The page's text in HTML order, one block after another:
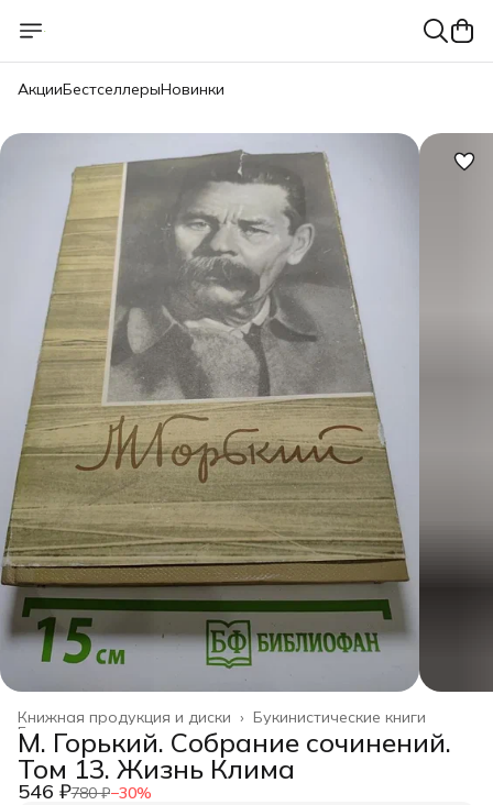
АкцииБестселлерыНовинки
Букинистические книги
Книжная продукция и диски ›
Главная
М. Горький. Собрание сочинений.
Том 13. Жизнь Клима
546 ₽780 ₽−30%